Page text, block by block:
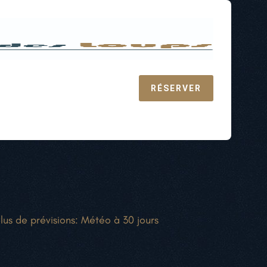
RÉSERVER
de prévisions: Météo à 30 jours